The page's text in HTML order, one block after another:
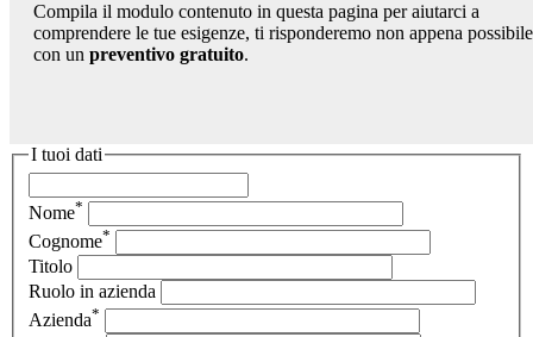
Compila il modulo contenuto in questa pagina per aiutarci a
comprendere le tue esigenze, ti risponderemo non appena possibile
con un preventivo gratuito.
I tuoi dati
Nome*
Cognome*
Titolo
Ruolo in azienda
Azienda*